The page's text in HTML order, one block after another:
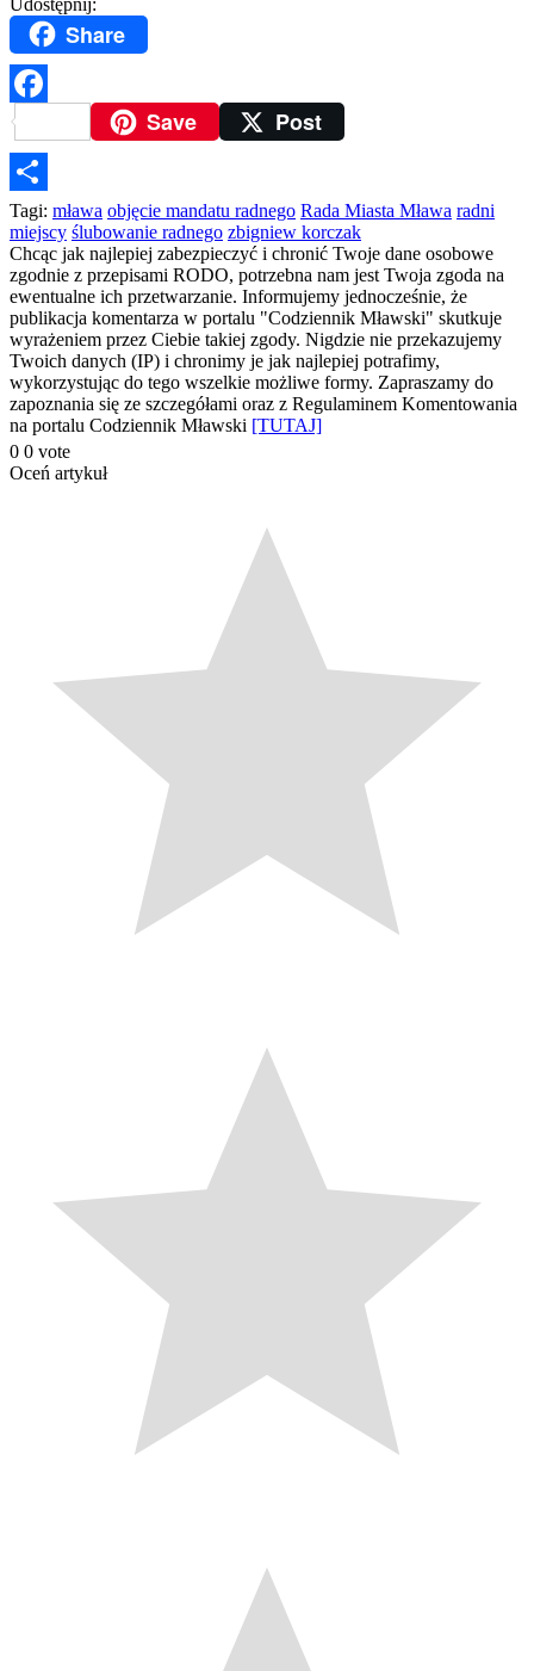
Share
FacebookSave Post
Podziel
się
Tagi: mława objęcie mandatu radnego Rada Miasta Mława radni
miejscy ślubowanie radnego zbigniew korczak
Chcąc jak najlepiej zabezpieczyć i chronić Twoje dane osobowe
zgodnie z przepisami RODO, potrzebna nam jest Twoja zgoda na
ewentualne ich przetwarzanie. Informujemy jednocześnie, że
publikacja komentarza w portalu "Codziennik Mławski" skutkuje
wyrażeniem przez Ciebie takiej zgody. Nigdzie nie przekazujemy
Twoich danych (IP) i chronimy je jak najlepiej potrafimy,
wykorzystując do tego wszelkie możliwe formy. Zapraszamy do
zapoznania się ze szczegółami oraz z Regulaminem Komentowania
na portalu Codziennik Mławski [TUTAJ]
0 0 vote
Oceń artykuł